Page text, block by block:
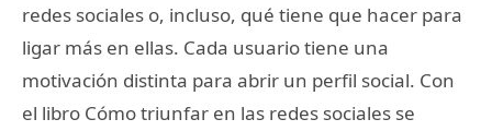
redes sociales o, incluso, qué tiene que hacer para
ligar más en ellas. Cada usuario tiene una
motivación distinta para abrir un perfil social. Con
el libro Cómo triunfar en las redes sociales se